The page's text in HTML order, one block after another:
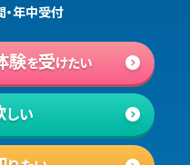
年中受付
験を受けたい
しい